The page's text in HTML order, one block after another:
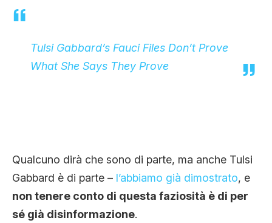
Tulsi Gabbard’s Fauci Files Don’t Prove
What She Says They Prove
Qualcuno dirà che sono di parte, ma anche Tulsi
Gabbard è di parte – l’abbiamo già dimostrato, e
non tenere conto di questa faziosità è di per
sé già disinformazione.